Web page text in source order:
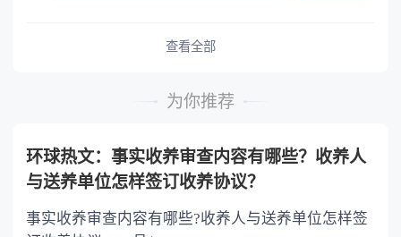
查看全部
为你推荐
环球热文：事实收养审查内容有哪些？收养人
与送养单位怎样签订收养协议？
事实收养审查内容有哪些?收养人与送养单位怎样签